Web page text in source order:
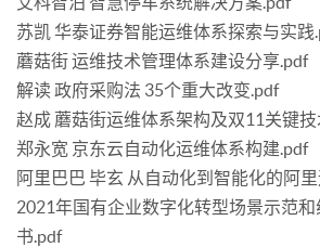
苏凯 华泰证券智能运维体系探索与实践
蘑菇街 运维技术管理体系建设分享.pdf
解读 政府采购法 35个重大改变.pdf
赵成 蘑菇街运维体系架构及双11关键
郑永宽 京东云自动化运维体系构建.pdf
阿里巴巴 毕玄 从自动化到智能化的阿
2021年国有企业数字化转型场景示范
书.pdf